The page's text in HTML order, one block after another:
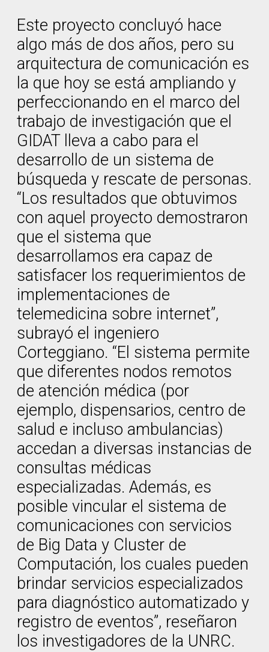
Este proyecto concluyó hace
algo más de dos años, pero su
arquitectura de comunicación es
la que hoy se está ampliando y
perfeccionando en el marco del
trabajo de investigación que el
GIDAT lleva a cabo para el
desarrollo de un sistema de
búsqueda y rescate de personas.
“Los resultados que obtuvimos
con aquel proyecto demostraron
que el sistema que
desarrollamos era capaz de
satisfacer los requerimientos de
implementaciones de
telemedicina sobre internet”,
subrayó el ingeniero
Corteggiano. “El sistema permite
que diferentes nodos remotos
de atención médica (por
ejemplo, dispensarios, centro de
salud e incluso ambulancias)
accedan a diversas instancias de
consultas médicas
especializadas. Además, es
posible vincular el sistema de
comunicaciones con servicios
de Big Data y Cluster de
Computación, los cuales pueden
brindar servicios especializados
para diagnóstico automatizado y
registro de eventos”, reseñaron
los investigadores de la UNRC.